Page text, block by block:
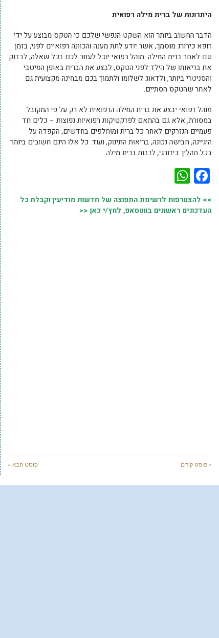
היתרונות של ברית מילה רפואית
הדבר החשוב ביותר הוא השקט הנפשי שלכם כי הטקס מבוצע על ידי
רופא כירורג מוסמך, אשר יודע לתת מענה והכוונה רפואיים לפני, בזמן
וגם לאחר ברית המילה. מוהל רפואי יוכל לעזור לכם בכל שאלה, לבדוק
את בריאותו של הילד לפני הטקס, לבצע את הברית באופן המיטבי
והסניטרי ביותר, ולדאוג לשלומו ולתמוך בכם מבחינה מקצועית גם
לאחר שהטקס הסתיים.
מוהל רפואי יבצע את ברית המילה הרפואית לא רק על פי המקובל
במסורת, אלא גם בהתאם לפרקטיקות רפואיות נפוצות – כלים חד
פעמיים הנזרקים לאחר כל ברית ומוחלפים בחדשים, הקפדה על
היגיינה, חבישה נכונה, בריאות התינוק, ועוד. כל אלו הינם חשובים ביותר
בכל תהליך כירורגי, לרבות ברית מילה.
Facebook
>> להצטרפות לרשימת התפוצה של חדשות מודיעין וקבלת כל
העדכונים ראשונים בווטסאפ, לחץ/י כאן <<
« פוסט קודם פוסט הבא »